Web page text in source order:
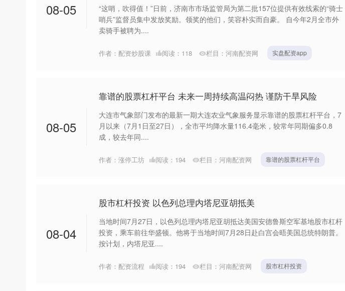
08-05
“这哨，吹得值！”日前，济南市市场监管局为第二批157位提供有效线索的“骑士
哨兵”监督员集中发放奖励。领奖的他们，笑容朴实而自豪。 自今年2月全市外
卖骑手被聘为....
作者：配资炒股课 阅读： 118 栏目： 河南配资网 实盘配资app
08-05
靠谱的股票杠杆平台 未来一周持续高温闷热 谨防干旱风险
大连市气象部门发布的最新一期大连农业气象服务显示靠谱的股票杠杆平台，7
月以来（7月1日至27日），全市平均降水量116.4毫米，较常年同期偏多0.8
成，较去年同....
作者：涨停工坊 阅读： 194 栏目： 河南配资网 靠谱的股票杠杆平台
08-04
股市杠杆投资 以色列总理内塔尼亚胡抵美
当地时间7月27日，以色列总理内塔尼亚胡抵达美国安德鲁斯空军基地股市杠杆
投资，乘车前往华盛顿。他将于当地时间7月28日赴白宫会晤美国总统特朗普。
按计划，内塔尼亚....
作者：配资流程 阅读： 194 栏目： 河南配资网 股市杠杆投资